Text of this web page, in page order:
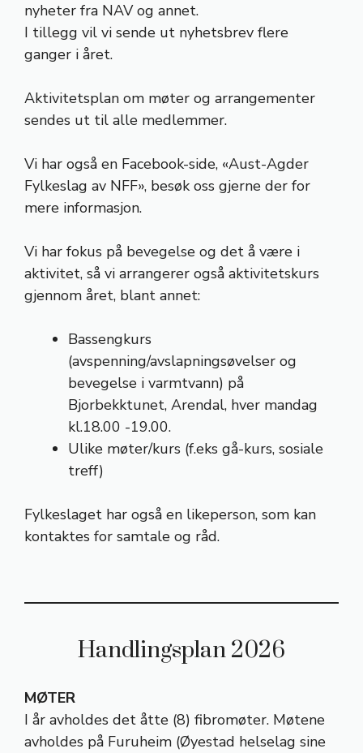
nyheter fra NAV og annet.
I tillegg vil vi sende ut nyhetsbrev flere
ganger i året.
Aktivitetsplan om møter og arrangementer
sendes ut til alle medlemmer.
Vi har også en Facebook-side, «Aust-Agder
Fylkeslag av NFF», besøk oss gjerne der for
mere informasjon.
Vi har fokus på bevegelse og det å være i
aktivitet, så vi arrangerer også aktivitetskurs
gjennom året, blant annet:
Bassengkurs
(avspenning/avslapningsøvelser og
bevegelse i varmtvann) på
Bjorbekktunet, Arendal, hver mandag
kl.18.00 -19.00.
Ulike møter/kurs (f.eks gå-kurs, sosiale
treff)
Fylkeslaget har også en likeperson, som kan
kontaktes for samtale og råd.
Handlingsplan 2026
MØTER
I år avholdes det åtte (8) fibromøter. Møtene
avholdes på Furuheim (Øyestad helselag sine